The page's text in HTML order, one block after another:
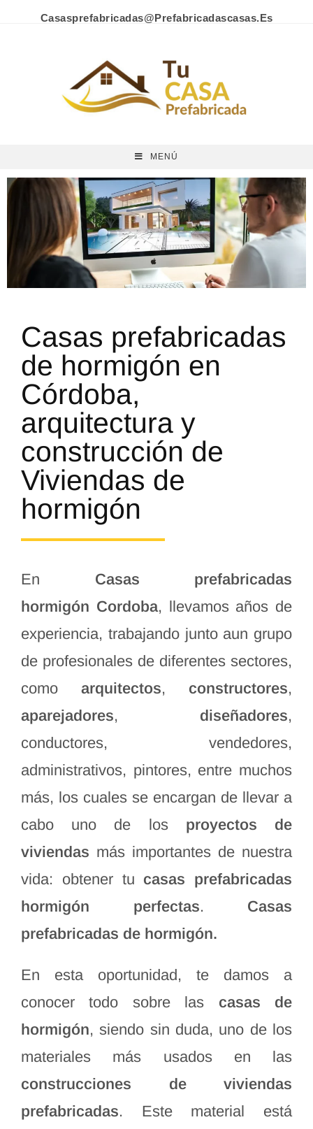
Casasprefabricadas@prefabricadascasas.es
MENÚ
Casas prefabricadas
de hormigón en
Córdoba,
arquitectura y
construcción de
Viviendas de
hormigón
En Casas prefabricadas
hormigón Cordoba, llevamos años de
experiencia, trabajando junto aun grupo
de profesionales de diferentes sectores,
como arquitectos, constructores,
aparejadores, diseñadores,
conductores, vendedores,
administrativos, pintores, entre muchos
más, los cuales se encargan de llevar a
cabo uno de los proyectos de
viviendas más importantes de nuestra
vida: obtener tu casas prefabricadas
hormigón perfectas. Casas
prefabricadas de hormigón.
En esta oportunidad, te damos a
conocer todo sobre las casas de
hormigón, siendo sin duda, uno de los
materiales más usados en las
construcciones de viviendas
prefabricadas. Este material está